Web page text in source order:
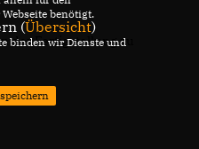
der Fertigstellung zu
benötigt.
(Übersicht)
binden wir Dienste und